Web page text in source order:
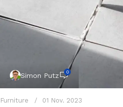
Simon Putz 0
Furniture 01 Nov. 2023